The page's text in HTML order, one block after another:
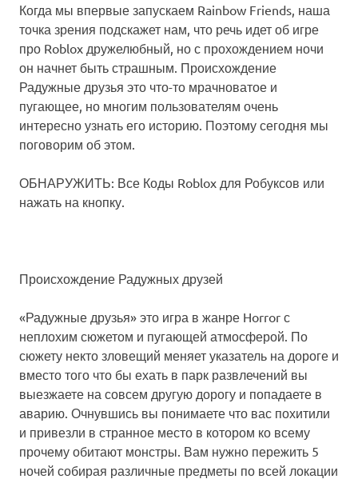
Когда мы впервые запускаем Rainbow Friends, наша
точка зрения подскажет нам, что речь идет об игре
про Roblox дружелюбный, но с прохождением ночи
он начнет быть страшным. Происхождение
Радужные друзья это что-то мрачноватое и
пугающее, но многим пользователям очень
интересно узнать его историю. Поэтому сегодня мы
поговорим об этом.
ОБНАРУЖИТЬ: Все Коды Roblox для Робуксов или
нажать на кнопку.
Происхождение Радужных друзей
«Радужные друзья» это игра в жанре Horror с
неплохим сюжетом и пугающей атмосферой. По
сюжету некто зловещий меняет указатель на дороге и
вместо того что бы ехать в парк развлечений вы
выезжаете на совсем другую дорогу и попадаете в
аварию. Очнувшись вы понимаете что вас похитили
и привезли в странное место в котором ко всему
прочему обитают монстры. Вам нужно пережить 5
ночей собирая различные предметы по всей локации